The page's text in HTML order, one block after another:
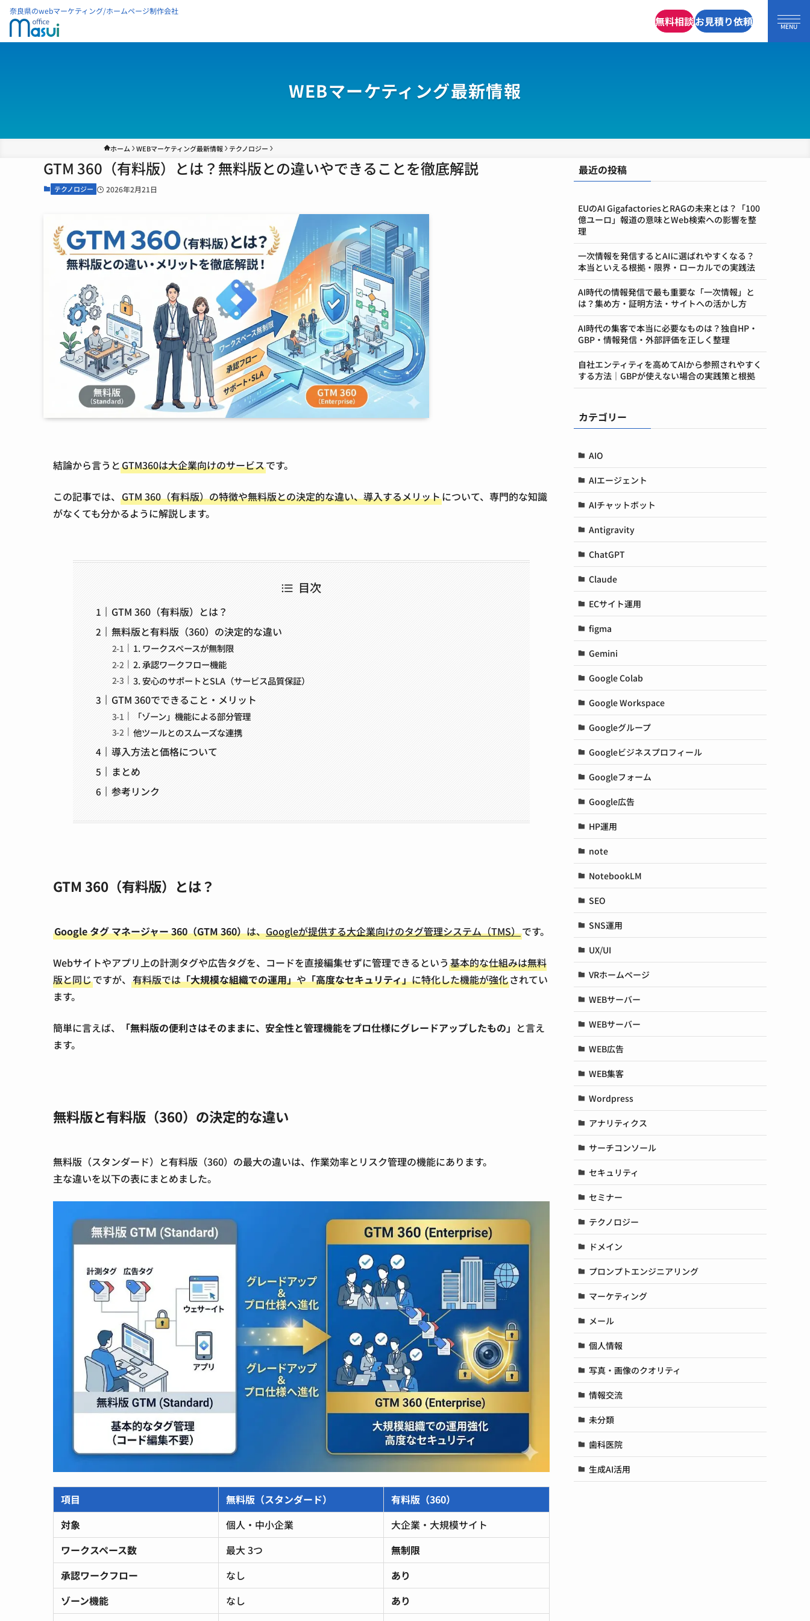
奈良県のwebマーケティング/ホームページ制作会社
無料相談お見積り依頼
WEBマーケティング最新情報
ホーム WEBマーケティング最新情報 テクノロジー
GTM 360（有料版）とは？無料版との違いやできることを徹底解説
テクノロジー 2026年2月21日
結論から言うとGTM360は大企業向けのサービスです。
この記事では、 GTM 360（有料版）の特徴や無料版との決定的な違い、導入するメリットについて、専門的な知識
がなくても分かるように解説します。
目次
GTM 360（有料版）とは？
無料版と有料版（360）の決定的な違い
1. ワークスペースが無制限
2. 承認ワークフロー機能
3. 安心のサポートとSLA（サービス品質保証）
GTM 360でできること・メリット
「ゾーン」機能による部分管理
他ツールとのスムーズな連携
導入方法と価格について
まとめ
参考リンク
GTM 360（有料版）とは？
Google タグ マネージャー 360（GTM 360）は、Googleが提供する大企業向けのタグ管理システム（TMS）です。
Webサイトやアプリ上の計測タグや広告タグを、コードを直接編集せずに管理できるという 基本的な仕組みは無料
版と同じですが、 有料版では「大規模な組織での運用」や「高度なセキュリティ」に特化した機能が強化されてい
ます。
簡単に言えば、 「無料版の便利さはそのままに、安全性と管理機能をプロ仕様にグレードアップしたもの」 と言え
ます。
無料版と有料版（360）の決定的な違い
無料版（スタンダード）と有料版（360）の最大の違いは、作業効率とリスク管理の機能にあります。
主な違いを以下の表にまとめました。
項目 無料版（スタンダード）
有料版（360）
対象
個人・中小企業
大企業・大規模サイト
ワークスペース数
最大 3つ
無制限
承認ワークフロー
なし
あり
ゾーン機能
なし
あり
最近の投稿
EUのAI GigafactoriesとRAGの未来とは？「100
億ユーロ」報道の意味とWeb検索への影響を整
理
一次情報を発信するとAIに選ばれやすくなる？
本当といえる根拠・限界・ローカルでの実践法
AI時代の情報発信で最も重要な「一次情報」と
は？集め方・証明方法・サイトへの活かし方
AI時代の集客で本当に必要なものは？独自HP・
GBP・情報発信・外部評価を正しく整理
自社エンティティを高めてAIから参照されやすく
する方法｜GBPが使えない場合の実践策と根拠
カテゴリー
AIO
AIエージェント
AIチャットボット
Antigravity
ChatGPT
Claude
ECサイト運用
figma
Gemini
Google Colab
Google Workspace
Googleグループ
Googleビジネスプロフィール
Googleフォーム
Google広告
HP運用
note
NotebookLM
SEO
SNS運用
UX/UI
VRホームページ
WEBサーバー
WEBサーバー
WEB広告
WEB集客
Wordpress
アナリティクス
サーチコンソール
セキュリティ
セミナー
テクノロジー
ドメイン
プロンプトエンジニアリング
マーケティング
メール
個人情報
写真・画像のクオリティ
情報交流
未分類
歯科医院
生成AI活用